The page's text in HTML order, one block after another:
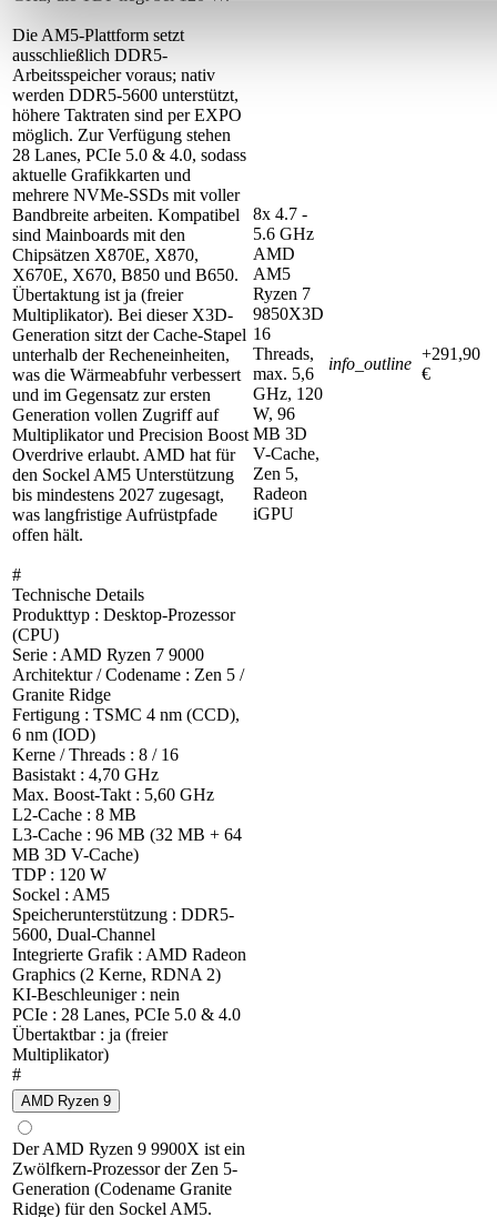
Die AM5-Plattform setzt
ausschließlich DDR5-
Arbeitsspeicher voraus; nativ
werden DDR5-5600 unterstützt,
höhere Taktraten sind per EXPO
möglich. Zur Verfügung stehen
28 Lanes, PCIe 5.0 & 4.0, sodass
aktuelle Grafikkarten und
mehrere NVMe-SSDs mit voller
Bandbreite arbeiten. Kompatibel
sind Mainboards mit den
Chipsätzen X870E, X870,
X670E, X670, B850 und B650.
Übertaktung ist ja (freier
Multiplikator). Bei dieser X3D-
Generation sitzt der Cache-Stapel
unterhalb der Recheneinheiten,
was die Wärmeabfuhr verbessert
und im Gegensatz zur ersten
Generation vollen Zugriff auf
Multiplikator und Precision Boost
Overdrive erlaubt. AMD hat für
den Sockel AM5 Unterstützung
bis mindestens 2027 zugesagt,
was langfristige Aufrüstpfade
offen hält.
#
Technische Details
Produkttyp : Desktop-Prozessor
(CPU)
Serie : AMD Ryzen 7 9000
Architektur / Codename : Zen 5 /
Granite Ridge
Fertigung : TSMC 4 nm (CCD),
6 nm (IOD)
Kerne / Threads : 8 / 16
Basistakt : 4,70 GHz
Max. Boost-Takt : 5,60 GHz
L2-Cache : 8 MB
L3-Cache : 96 MB (32 MB + 64
MB 3D V-Cache)
TDP : 120 W
Sockel : AM5
Speicherunterstützung : DDR5-
5600, Dual-Channel
Integrierte Grafik : AMD Radeon
Graphics (2 Kerne, RDNA 2)
KI-Beschleuniger : nein
PCIe : 28 Lanes, PCIe 5.0 & 4.0
Übertaktbar : ja (freier
Multiplikator)
#
8x 4.7 -
5.6 GHz
AMD
AM5
Ryzen 7
9850X3D
16
Threads,
max. 5,6
GHz, 120
W, 96
MB 3D
V-Cache,
Zen 5,
Radeon
iGPU
info_outline
+291,90
€
AMD Ryzen 9
Der AMD Ryzen 9 9900X ist ein
Zwölfkern-Prozessor der Zen 5-
Generation (Codename Granite
Ridge) für den Sockel AM5.